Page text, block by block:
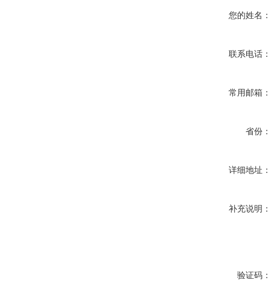
您的姓名：
联系电话：
常用邮箱：
省份：
详细地址：
补充说明：
验证码：